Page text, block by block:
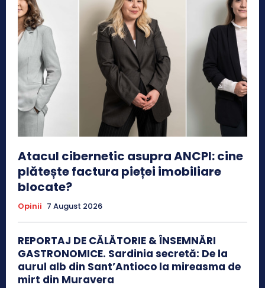
Atacul cibernetic asupra ANCPI: cine
plătește factura pieței imobiliare
blocate?
Opinii 7 August 2026
REPORTAJ DE CĂLĂTORIE & ÎNSEMNĂRI
GASTRONOMICE. Sardinia secretă: De la
aurul alb din Sant’Antioco la mireasma de
mirt din Muravera